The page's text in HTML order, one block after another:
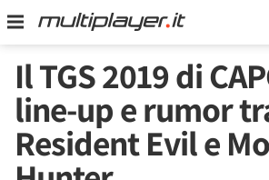
Il TGS 2019 di
line-up e rumor
Resident Evil e